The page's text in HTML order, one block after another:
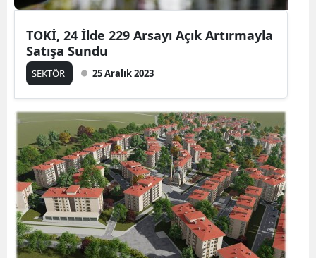
TOKİ, 24 İlde 229 Arsayı Açık Artırmayla
Satışa Sundu
SEKTÖR 25 Aralık 2023